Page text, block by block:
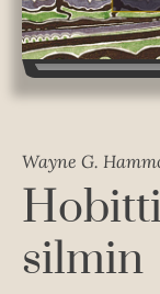
Wayne G.
silmin